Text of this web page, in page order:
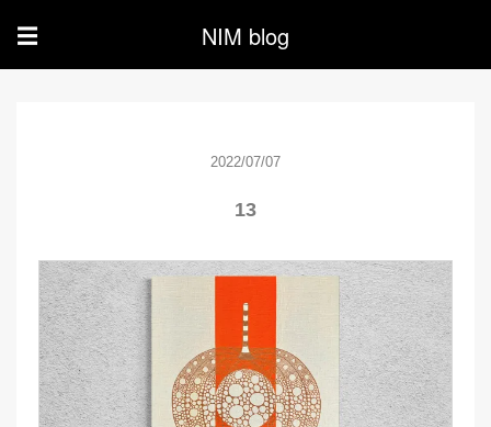
☰ NIM blog
2022/07/07
13